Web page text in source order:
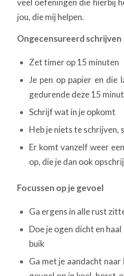
jou, die mij helpen.
Ongecensureerd schrijven
Zet timer op 15 minuten
Je pen op papier en die
gedurende deze 15
Schrijf wat in je opkomt
Heb je niets te schrijven,
Er komt vanzelf weer
op, die je dan ook
Focussen op je gevoel
Ga ergens in alle rust
Doe je ogen dicht en
buik
Ga met je aandacht naar